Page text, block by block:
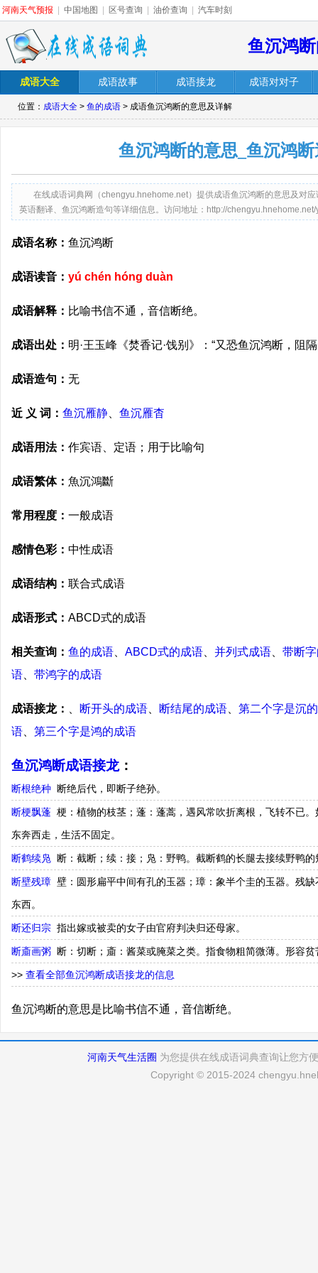
河南天气预报 中国地图 区号查询 油价查询 汽车时刻
鱼沉鸿
成语大全 成语故事 成语接龙 成语对对子
位置： 成语大全 > 鱼的成语 > 成语鱼沉鸿断的意思及详解
鱼沉鸿断的意思_鱼沉鸿
在线成语词典网（chengyu.hnehome.net）提供成语鱼沉鸿断的意思及对
英语翻译、鱼沉鸿断造句等详细信息。访问地址：http://
成语名称： 鱼沉鸿断
成语读音： yú chén hóng duàn
成语解释： 比喻书信不通，音信断绝。
成语出处： 明·王玉峰《焚香记·饯别》：“又恐鱼沉鸿断，阻
成语造句： 无
近 义 词： 鱼沉雁静 鱼沉雁杳
成语用法： 作宾语、定语；用于比喻句
成语繁体： 魚沉鴻斷
常用程度： 一般成语
感情色彩： 中性成语
成语结构： 联合式成语
成语形式： ABCD式的成语
相关查询： 鱼的成语 ABCD式的成语 并列式成语
带断
语
带鸿字的成语
成语接龙： 断开头的成语 断结尾的成语
第二个字是沉
语
第三个字是鸿的成语
鱼沉鸿断成语接龙：
断根绝种 断绝后代，即断子绝孙。
断梗飘蓬 梗：植物的枝茎；蓬：蓬蒿，遇风常吹折离根，飞转不已
东奔西走，生活不固定。
断鹤续凫 断：截断；续：接；凫：野鸭。截断鹤的长腿去接续野鸭
断壁残璋 壁：圆形扁平中间有孔的玉器；璋：象半个圭的玉器。残
东西。
断还归宗 指出嫁或被卖的女子由官府判决归还母家。
断齑画粥 断：切断；齑：酱菜或腌菜之类。指食物粗简微薄。形容贫
>> 查看全部鱼沉鸿断成语接龙的信息
鱼沉鸿断的意思是比喻书信不通，音信断绝。
河南天气生活圈 为您提供在线成语词典查询让您方
Copyright © 2015-2024